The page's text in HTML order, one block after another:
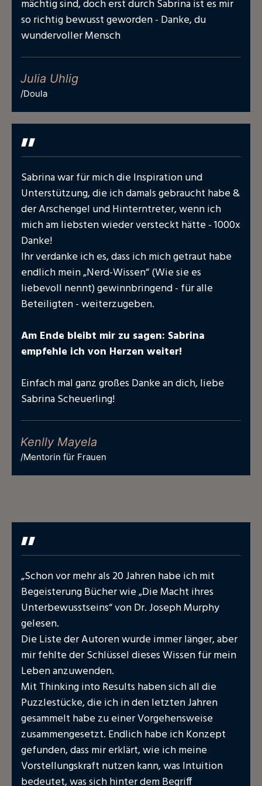
mächtig sind, doch erst durch Sabrina ist es mir
so richtig bewusst geworden - Danke, du
wundervoller Mensch
Julia Uhlig
/Doula
"
Sabrina war für mich die Inspiration und
Unterstützung, die ich damals gebraucht habe &
der Arschengel und Hinterntreter, wenn ich
mich am liebsten wieder versteckt hätte - 1000x
Danke!
Ihr verdanke ich es, dass ich mich getraut habe
endlich mein „Nerd-Wissen“ (Wie sie es
liebevoll nennt) gewinnbringend - für alle
Beteiligten - weiterzugeben.
Am Ende bleibt mir zu sagen: Sabrina
empfehle ich von Herzen weiter!
Einfach mal ganz großes Danke an dich, liebe
Sabrina Scheuerling!
Kenlly Mayela
/Mentorin für Frauen
"
„Schon vor mehr als 20 Jahren habe ich mit
Begeisterung Bücher wie „Die Macht ihres
Unterbewusstseins“ von Dr. Joseph Murphy
gelesen.
Die Liste der Autoren wurde immer länger, aber
mir fehlte der Schlüssel dieses Wissen für mein
Leben anzuwenden.
Mit Thinking into Results haben sich all die
Puzzlestücke, die ich in den letzten Jahren
gesammelt habe zu einer Vorgehensweise
zusammengesetzt. Endlich habe ich Konzept
gefunden, dass mir erklärt, wie ich meine
Vorstellungskraft nutzen kann, was Intuition
bedeutet, was sich hinter dem Begriff